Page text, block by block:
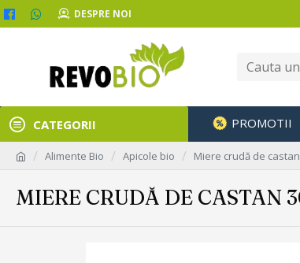
DESPRE NOI
CATEGORII PROMOTII
Alimente Bio Apicole bio Miere crudă de
MIERE CRUDĂ DE CASTAN